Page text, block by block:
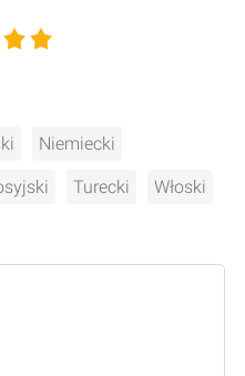
Niemiecki
Turecki Włoski